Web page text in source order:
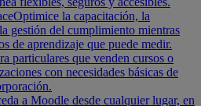
Optimice la capacitación, la
gestión del cumplimiento mientras
de aprendizaje que puede medir.
particulares que venden cursos o
con necesidades básicas de
a Moodle desde cualquier lugar, en